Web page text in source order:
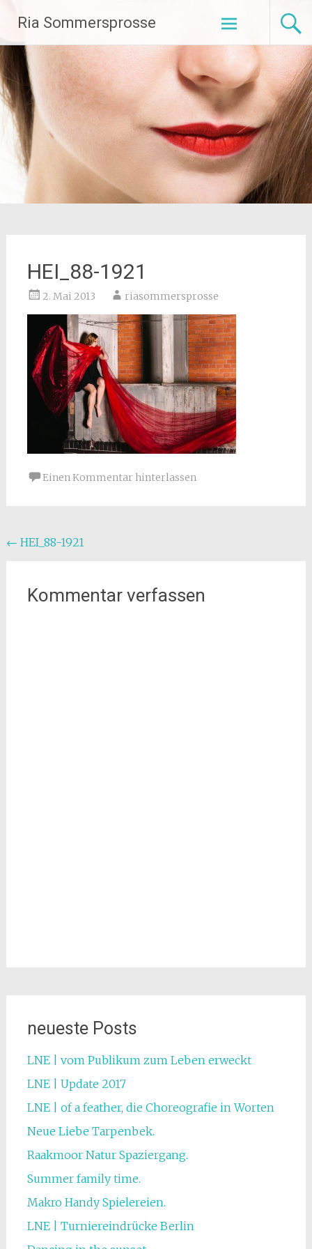
Inhalt
springen
Ria Sommersprosse
HEI_88-1921
2. Mai 2013 riasommersprosse
Einen Kommentar hinterlassen
Beitragsnavigation
← HEI_88-1921
Kommentar verfassen
neueste Posts
LNE | vom Publikum zum Leben erweckt
LNE | Update 2017
LNE | of a feather, die Choreografie in Worten
Neue Liebe Tarpenbek.
Raakmoor Natur Spaziergang.
Summer family time.
Makro Handy Spielereien.
LNE | Turniereindrücke Berlin